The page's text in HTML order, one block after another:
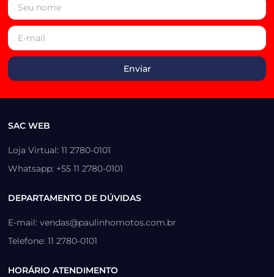
SAC WEB
Loja Virtual: 11 2780-0101
Whatsapp: +55 11 2780-0101
DEPARTAMENTO DE DÚVIDAS
E-mail: vendas@paulinhomotos.com.br
Telefone: 11 2780-0101
HORÁRIO ATENDIMENTO